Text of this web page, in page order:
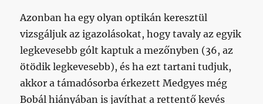
Azonban ha egy olyan optikán keresztül
vizsgáljuk az igazolásokat, hogy tavaly az egyik
legkevesebb gólt kaptuk a mezőnyben (36, az
ötödik legkevesebb), és ha ezt tartani tudjuk,
akkor a támadósorba érkezett Medgyes még
Bobál hiányában is javíthat a rettentő kevés